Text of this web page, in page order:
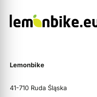
Lemonbike
41-710 Ruda Śląska